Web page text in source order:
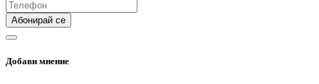
Абонирай се
Добави мнение